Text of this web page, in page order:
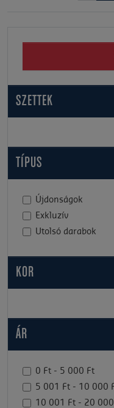
SZETTEK
TÍPUS
Újdonságok
Exkluzív
Utolsó darabok
KOR
ÁR
0 Ft - 5 000 Ft
5 001 Ft - 10 000
10 001 Ft - 20